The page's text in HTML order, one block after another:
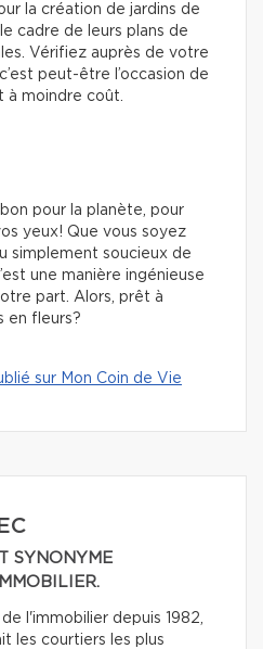
la création de jardins de
cadre de leurs plans de
Vérifiez auprès de votre
peut-être l’occasion de
moindre coût.
pour la planète, pour
yeux! Que vous soyez
simplement soucieux de
une manière ingénieuse
part. Alors, prêt à
en fleurs?
sur Mon Coin de Vie
SYNONYME
l'immobilier depuis 1982,
les courtiers les plus